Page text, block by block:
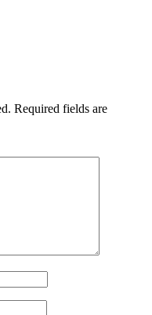
Required fields are